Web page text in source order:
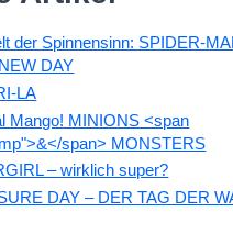
der Spinnensinn: SPIDER-
DAY
LA
Mango! MINIONS <span
span> MONSTERS
– wirklich super?
DAY – DER TAG DER